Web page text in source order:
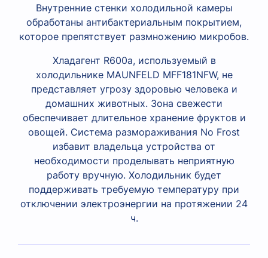
Внутренние стенки холодильной камеры
обработаны антибактериальным покрытием,
которое препятствует размножению микробов.
Хладагент R600a, используемый в
холодильнике MAUNFELD MFF181NFW, не
представляет угрозу здоровью человека и
домашних животных. Зона свежести
обеспечивает длительное хранение фруктов и
овощей. Система размораживания No Frost
избавит владельца устройства от
необходимости проделывать неприятную
работу вручную. Холодильник будет
поддерживать требуемую температуру при
отключении электроэнергии на протяжении 24
ч.